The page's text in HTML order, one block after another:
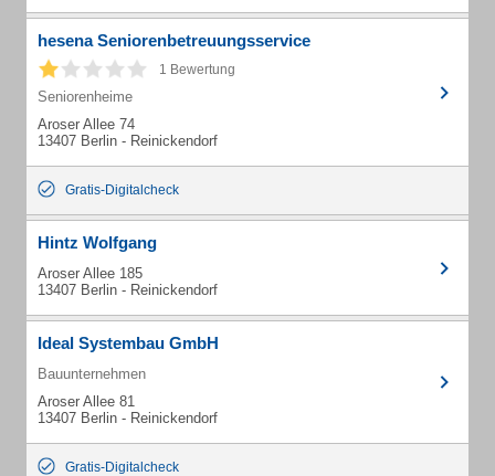
hesena Seniorenbetreuungsservice
1 Bewertung
Seniorenheime
Aroser Allee 74
13407 Berlin - Reinickendorf
Gratis-Digitalcheck
Hintz Wolfgang
Aroser Allee 185
13407 Berlin - Reinickendorf
Ideal Systembau GmbH
Bauunternehmen
Aroser Allee 81
13407 Berlin - Reinickendorf
Gratis-Digitalcheck